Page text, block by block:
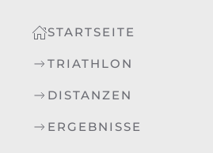
STARTSEITE
TRIATHLON
DISTANZEN
ERGEBNISSE